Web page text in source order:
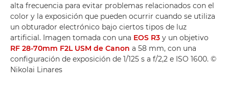
alta frecuencia para evitar problemas relacionados con el
color y la exposición que pueden ocurrir cuando se utiliza
un obturador electrónico bajo ciertos tipos de luz
artificial. Imagen tomada con una EOS R3 y un objetivo
RF 28-70mm F2L USM de Canon a 58 mm, con una
configuración de exposición de 1/125 s a f/2,2 e ISO 1600. ©
Nikolai Linares